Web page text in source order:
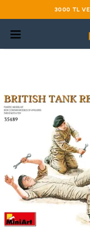
3000 TL VE